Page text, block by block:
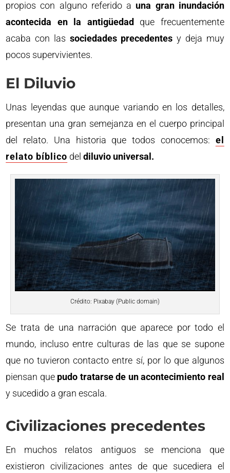
propios con alguno referido a una gran inundación
acontecida en la antigüedad
que frecuentemente
acaba con las sociedades precedentes y deja muy
pocos supervivientes.
El Diluvio
Unas leyendas que aunque variando en los detalles,
presentan una gran semejanza en el cuerpo principal
del relato. Una historia que todos conocemos: el
relato bíblico deldiluvio universal.
Crédito: Pixabay (Public domain)
Se trata de una narración que aparece por todo el
mundo, incluso entre culturas de las que se supone
que no tuvieron contacto entre sí, por lo que algunos
piensan que pudo tratarse de un acontecimiento real
y sucedido a gran escala.
Civilizaciones precedentes
En muchos relatos antiguos se menciona que
existieron civilizaciones antes de que sucediera el